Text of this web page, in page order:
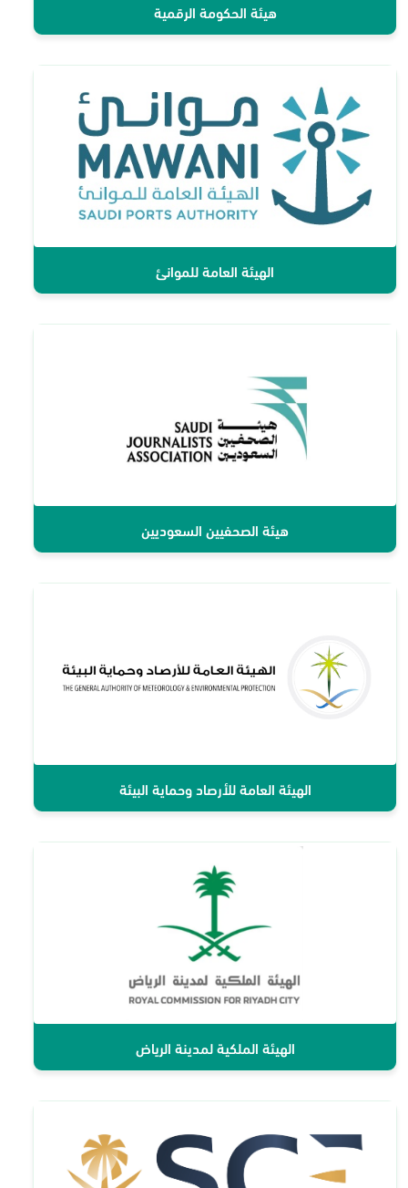
هيئة الحكومة الرقمية
الهيئة العامة للموانئ
هيئة الصحفيين السعوديين
الهيئة العامة للأرصاد وحماية البيئة
الهيئة الملكية لمدينة الرياض